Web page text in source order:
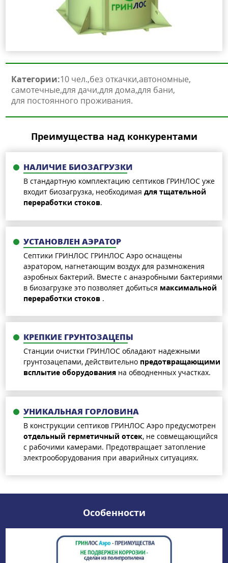
Категории:10 чел. без откачки автономные
самотечные для дачи для дома для бани
для постоянного проживания
Преимущества над конкурентами
НАЛИЧИЕ БИОЗАГРУЗКИ
В стандартную комплектацию септиков ГРИНЛОС уже
входит биозагрузка, необходимая для тщательной
переработки стоков.
УСТАНОВЛЕН АЭРАТОР
Септики ГРИНЛОС ГРИНЛОС Аэро оснащены
аэратором, нагнетающим воздух для размножения
аэробных бактерий. Вместе с анаэробными бактериями
в биозагрузке это позволяет добиться максимальной
переработки стоков .
КРЕПКИЕ ГРУНТОЗАЦЕПЫ
Станции очистки ГРИНЛОС обладают надежными
грунтозацепами, действительно предотвращающими
всплытие оборудования на обводненных участках.
УНИКАЛЬНАЯ ГОРЛОВИНА
В конструкции септиков ГРИНЛОС Аэро предусмотрен
отдельный герметичный отсек, не совмещающийся
с рабочими камерами. Предотвращает затопление
электрооборудования при аварийных ситуациях.
Особенности